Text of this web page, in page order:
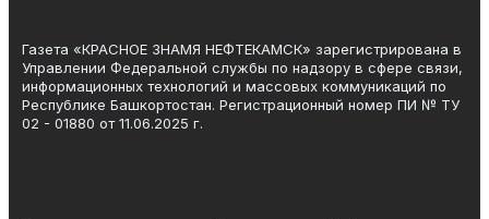
Газета «КРАСНОЕ ЗНАМЯ НЕФТЕКАМСК» зарегистрирована в
Управлении Федеральной службы по надзору в сфере связи,
информационных технологий и массовых коммуникаций по
Республике Башкортостан. Регистрационный номер ПИ № ТУ
02 - 01880 от 11.06.2025 г.